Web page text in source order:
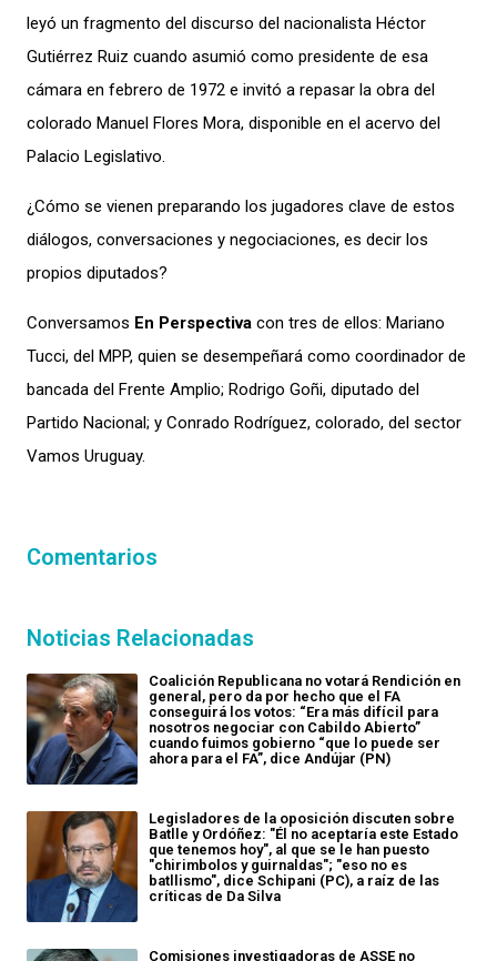
leyó un fragmento del discurso del nacionalista Héctor
Gutiérrez Ruiz cuando asumió como presidente de esa
cámara en febrero de 1972 e invitó a repasar la obra del
colorado Manuel Flores Mora, disponible en el acervo del
Palacio Legislativo.
¿Cómo se vienen preparando los jugadores clave de estos
diálogos, conversaciones y negociaciones, es decir los
propios diputados?
Conversamos En Perspectiva con tres de ellos: Mariano
Tucci, del MPP, quien se desempeñará como coordinador de
bancada del Frente Amplio; Rodrigo Goñi, diputado del
Partido Nacional; y Conrado Rodríguez, colorado, del sector
Vamos Uruguay.
Comentarios
Noticias Relacionadas
Coalición Republicana no votará Rendición en
general, pero da por hecho que el FA
conseguirá los votos: “Era más difícil para
nosotros negociar con Cabildo Abierto”
cuando fuimos gobierno “que lo puede ser
ahora para el FA”, dice Andújar (PN)
Legisladores de la oposición discuten sobre
Batlle y Ordóñez: "Él no aceptaría este Estado
que tenemos hoy", al que se le han puesto
"chirimbolos y guirnaldas"; "eso no es
batllismo", dice Schipani (PC), a raíz de las
críticas de Da Silva
Comisiones investigadoras de ASSE no